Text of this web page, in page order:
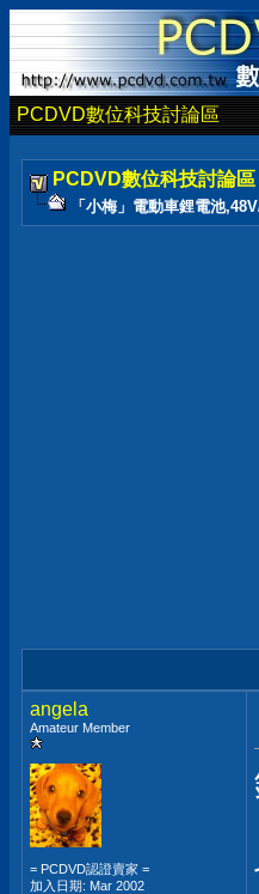
PCDVD數位科技討論區
PCDVD數位科技討論區
「小梅」電動車鋰電池
angela
Amateur Member
= PCDVD認證賣家 =
加入日期: Mar 2002